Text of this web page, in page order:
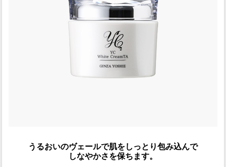
うるおいのヴェールで肌をしっとり包み込んで
しなやかさを保ちます。